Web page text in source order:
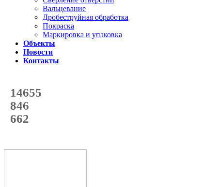
Вальцевание
Дробеструйная обработка
Покраска
Маркировка и упаковка
Объекты
Новости
Контакты
14655
с начала года
846
с начала месяца
662
с начала недели